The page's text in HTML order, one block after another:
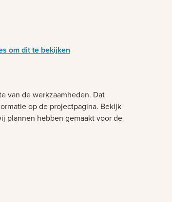
om dit te bekijken
van de werkzaamheden. Dat
op de projectpagina. Bekijk
plannen hebben gemaakt voor de